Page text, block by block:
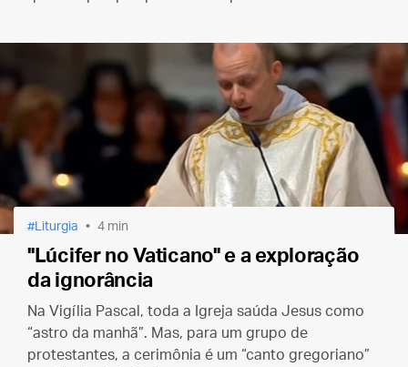
Liturgia 4 min
"Lúcifer no Vaticano" e a exploração
da ignorância
Na Vigília Pascal, toda a Igreja saúda Jesus como
“astro da manhã”. Mas, para um grupo de
protestantes, a cerimônia é um “canto gregoriano”